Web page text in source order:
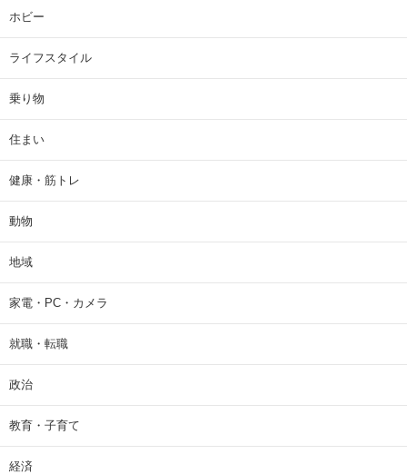
ホビー
ライフスタイル
乗り物
住まい
健康・筋トレ
動物
地域
家電・PC・カメラ
就職・転職
政治
教育・子育て
経済